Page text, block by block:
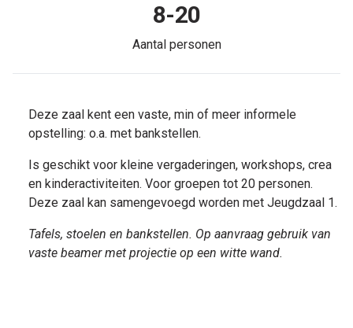
Aantal personen
8-20
Deze zaal kent een vaste, min of meer informele
opstelling: o.a. met bankstellen.
Is geschikt voor kleine vergaderingen, workshops, crea
en kinderactiviteiten. Voor groepen tot 20 personen.
Deze zaal kan samengevoegd worden met Jeugdzaal 1.
Tafels, stoelen en bankstellen. Op aanvraag gebruik van
vaste beamer met projectie op een witte wand.